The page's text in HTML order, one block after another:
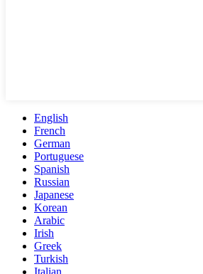
English
French
German
Portuguese
Spanish
Russian
Japanese
Korean
Arabic
Irish
Greek
Turkish
Italian